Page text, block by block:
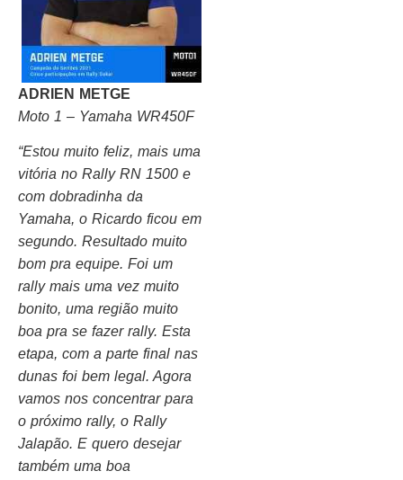
ADRIEN METGE
Moto 1 – Yamaha WR450F
“Estou muito feliz, mais uma
vitória no Rally RN 1500 e
com dobradinha da
Yamaha, o Ricardo ficou em
segundo. Resultado muito
bom pra equipe. Foi um
rally mais uma vez muito
bonito, uma região muito
boa pra se fazer rally. Esta
etapa, com a parte final nas
dunas foi bem legal. Agora
vamos nos concentrar para
o próximo rally, o Rally
Jalapão. E quero desejar
também uma boa